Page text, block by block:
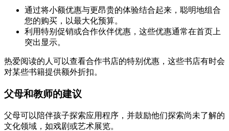
通过将小额优惠与更昂贵的体验结合起来，聪明地组合
您的购买，以最大化预算。
利用特别促销或合作伙伴优惠，这些优惠通常在首页上
突出显示。
热爱阅读的人可以查看合作书店的特别优惠，这些书店有时会
对某些书籍提供额外折扣。
父母和教师的建议
父母可以陪伴孩子探索应用程序，并鼓励他们探索尚未了解的
文化领域，如戏剧或艺术展览。